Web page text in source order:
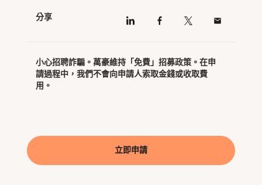
分享
小心招聘詐騙。萬豪維持「免費」招募政策。在申
請過程中，我們不會向申請人索取金錢或收取費
用。
立即申請